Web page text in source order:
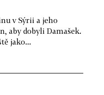
v Sýrii a jeho
aby dobyli Damašek.
jako...